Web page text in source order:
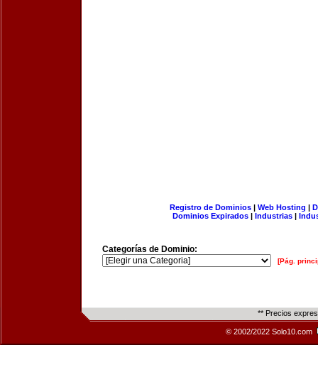
Registro de Dominios| Web Hosting |
Dominios Expirados | Industrias |
Categorías de Dominio:
[Pág.
** Precios
© 2002/2022 Solo10.com